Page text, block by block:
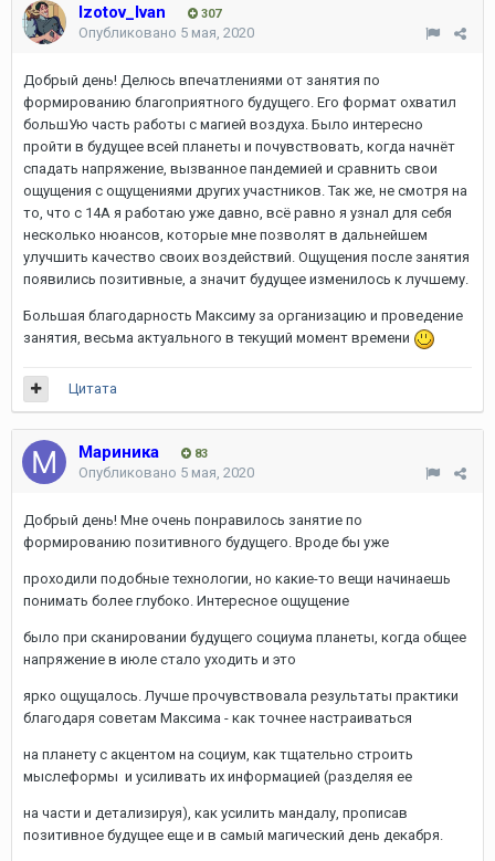
Izotov_Ivan 307
Опубликовано 5 мая, 2020
Добрый день! Делюсь впечатлениями от занятия по
формированию благоприятного будущего. Его формат охватил
большУю часть работы с магией воздуха. Было интересно
пройти в будущее всей планеты и почувствовать, когда начнёт
спадать напряжение, вызванное пандемией и сравнить свои
ощущения с ощущениями других участников. Так же, не смотря на
то, что с 14А я работаю уже давно, всё равно я узнал для себя
несколько нюансов, которые мне позволят в дальнейшем
улучшить качество своих воздействий. Ощущения после занятия
появились позитивные, а значит будущее изменилось к лучшему.
Большая благодарность Максиму за организацию и проведение
занятия, весьма актуального в текущий момент времени
Цитата
Мариника 83
Опубликовано 5 мая, 2020
Добрый день! Мне очень понравилось занятие по
формированию позитивного будущего. Вроде бы уже
проходили подобные технологии, но какие-то вещи начинаешь
понимать более глубоко. Интересное ощущение
было при сканировании будущего социума планеты, когда общее
напряжение в июле стало уходить и это
ярко ощущалось. Лучше прочувствовала результаты практики
благодаря советам Максима - как точнее настраиваться
на планету с акцентом на социум, как тщательно строить
мыслеформы и усиливать их информацией (разделяя ее
на части и детализируя), как усилить мандалу, прописав
позитивное будущее еще и в самый магический день декабря.